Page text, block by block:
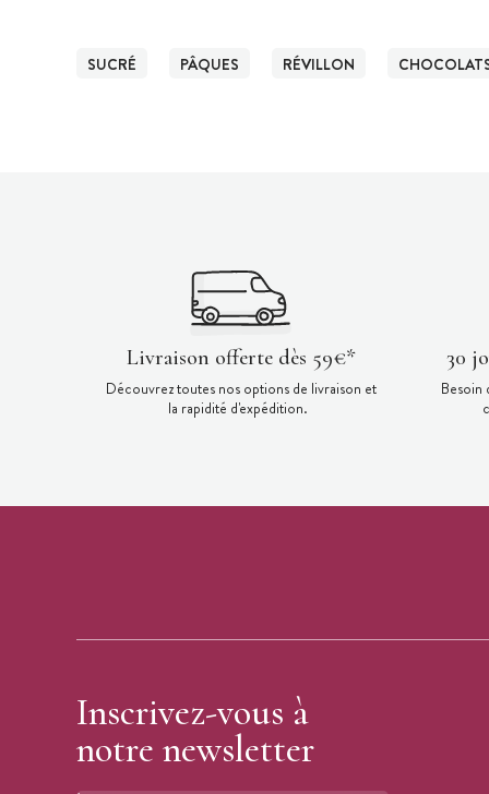
SUCRÉ PÂQUES RÉVILLON
Livraison offerte dès 59€*
Découvrez toutes nos options de livraison et
la rapidité d'expédition.
30
Besoin
Inscrivez-vous à
notre newsletter